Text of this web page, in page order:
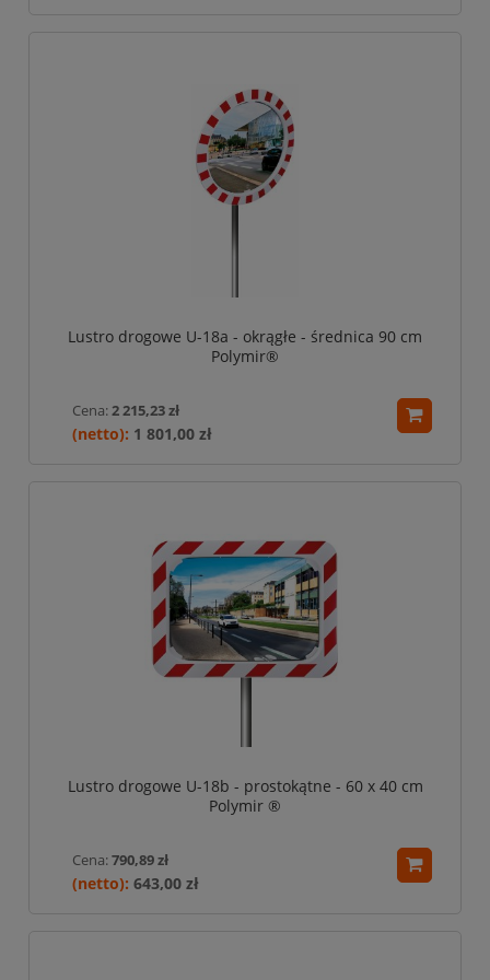
Lustro drogowe U-18a - okrągłe - średnica 90 cm
Polymir®
Cena:2 215,23 zł
1 801,00 zł
Lustro drogowe U-18b - prostokątne - 60 x 40 cm
Polymir ®
Cena:790,89 zł
643,00 zł